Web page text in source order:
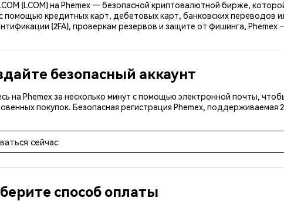
(LCOM) на Phemex — безопасной криптовалютной бирже,
помощью кредитных карт, дебетовых карт, банковских переводов
(2FA), проверкам резервов и защите от фишинга, Phemex
безопасный аккаунт
на Phemex за несколько минут с помощью электронной почты,
покупок. Безопасная регистрация Phemex,
сейчас
способ оплаты